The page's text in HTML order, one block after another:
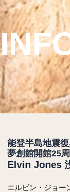
能登半島地震
夢創館開館25
Elvin Jones
エルビン・ジョー